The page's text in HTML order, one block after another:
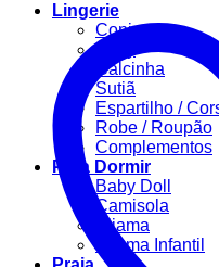
Lingerie
Conjuntos
Body
Calcinha
Sutiã
Espartilho /
Robe / Roupão
Complementos
Para Dormir
Baby Doll
Camisola
Pijama
Pijama Infantil